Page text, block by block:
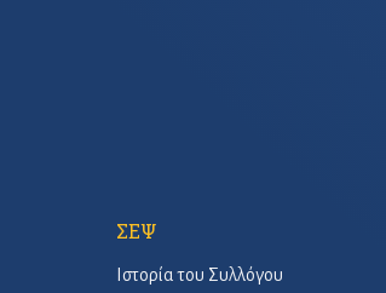
ΣΕΨ
Ιστορία του Συλλόγου